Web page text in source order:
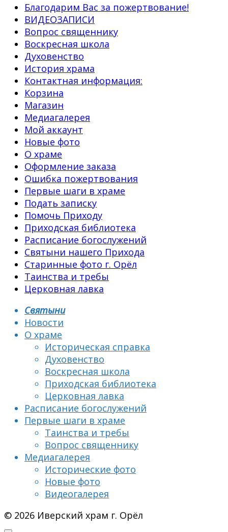
Благодарим Вас за пожертвование!
ВИДЕОЗАПИСИ
Вопрос священнику
Воскресная школа
Духовенство
История храма
Контактная информация:
Корзина
Магазин
Медиагалерея
Мой аккаунт
Новые фото
О храме
Оформление заказа
Ошибка пожертвования
Первые шаги в храме
Подать записку
Помочь Приходу
Приходская библиотека
Расписание богослужений
Святыни нашего Прихода
Старинные фото г. Орёл
Таинства и требы
Церковная лавка
Святыни
Новости
О храме
Историческая справка
Духовенство
Воскресная школа
Приходская библиотека
Церковная лавка
Расписание богослужений
Первые шаги в храме
Таинства и требы
Вопрос священнику
Медиагалерея
Исторические фото
Новые фото
Видеогалерея
© 2026 Иверский храм г. Орёл